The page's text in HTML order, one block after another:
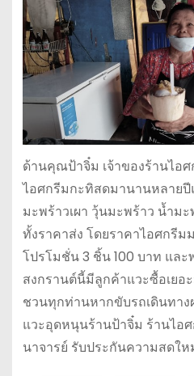
ด้านคุณป้าจิ๋ม เจ้าของร้านไอ
ไอศกรีมกะทิสดมานานหลาย
มะพร้าวเผา วุ้นมะพร้าว น้ำม
ทั้งราคาส่ง โดยราคาไอศกรี
โปรโมชั่น 3 ชิ้น 100 บาท และ
สงกรานต์นี้มีลูกค้าแวะซื้อเยอ
ชวนทุกท่านหากขับรถเดินทา
แวะอุดหนุนร้านป้าจิ๋ม ร้านไอ
นาจารย์ รับประกันความสดใ